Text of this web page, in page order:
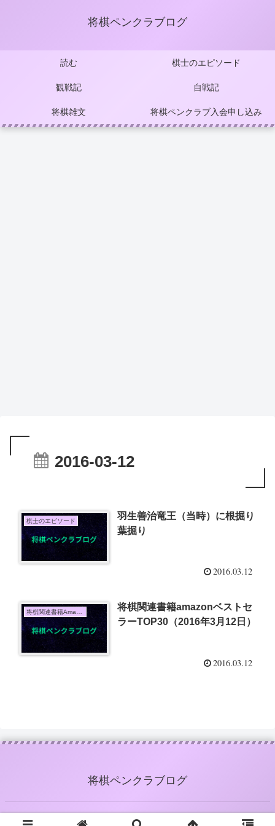
将棋ペンクラブログ
読む 棋士のエピソード
観戦記 自戦記
将棋雑文 将棋ペンクラブ入会申し込み
2016-03-12
棋士のエピソード
羽生善治竜王（当時）に根掘り
葉掘り
2016.03.12
将棋関連書籍Amazon売上TOP10
将棋関連書籍amazonベストセ
ラーTOP30（2016年3月12日）
2016.03.12
将棋ペンクラブログ